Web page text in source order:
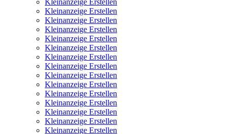
Kleinanzeige Erstellen
Kleinanzeige Erstellen
Kleinanzeige Erstellen
Kleinanzeige Erstellen
Kleinanzeige Erstellen
Kleinanzeige Erstellen
Kleinanzeige Erstellen
Kleinanzeige Erstellen
Kleinanzeige Erstellen
Kleinanzeige Erstellen
Kleinanzeige Erstellen
Kleinanzeige Erstellen
Kleinanzeige Erstellen
Kleinanzeige Erstellen